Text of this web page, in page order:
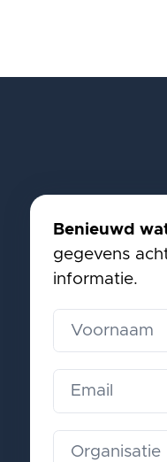
Benieuwd
gegevens
informatie.